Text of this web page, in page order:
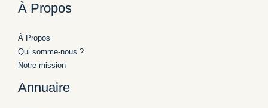
À Propos
À Propos
Qui somme-nous ?
Notre mission
Annuaire